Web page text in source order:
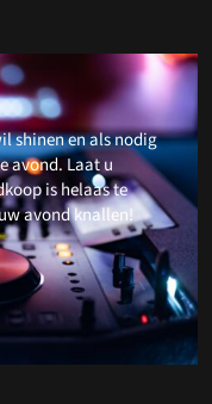
shinen en als nodig
avond. Laat u
is helaas te
avond knallen!